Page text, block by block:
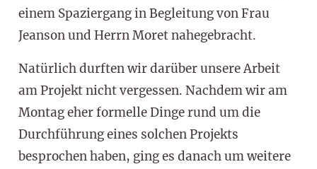
einem Spaziergang in Begleitung von Frau
Jeanson und Herrn Moret nahegebracht.
Natürlich durften wir darüber unsere Arbeit
am Projekt nicht vergessen. Nachdem wir am
Montag eher formelle Dinge rund um die
Durchführung eines solchen Projekts
besprochen haben, ging es danach um weitere